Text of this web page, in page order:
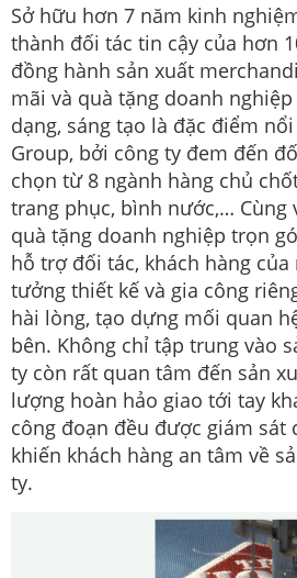
Sở hữu hơn 7 năm kinh
thành đối tác tin cậy của hơn
đồng hành sản xuất
mãi và quà tặng doanh
dạng, sáng tạo là đặc điểm
Group, bởi công ty đem đến
chọn từ 8 ngành hàng chủ
trang phục, bình nước,… Cùng
quà tặng doanh nghiệp trọn
hỗ trợ đối tác, khách hàng
tưởng thiết kế và gia công
hài lòng, tạo dựng mối quan
bên. Không chỉ tập trung vào
ty còn rất quan tâm đến sản
lượng hoàn hảo giao tới tay
công đoạn đều được giám sát
khiến khách hàng an tâm về
ty.